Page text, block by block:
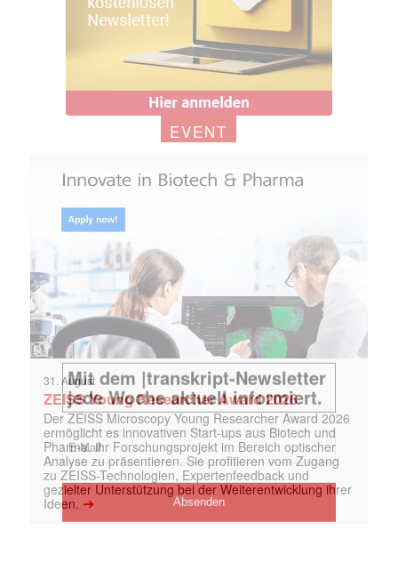
EVENT
31. August
ZEISS Young Researcher Award 2026
Der ZEISS Microscopy Young Researcher Award 2026
ermöglicht es innovativen Start-ups aus Biotech und
Pharma, ihr Forschungsprojekt im Bereich optischer
Analyse zu präsentieren. Sie profitieren vom Zugang
zu ZEISS-Technologien, Expertenfeedback und
gezielter Unterstützung bei der Weiterentwicklung ihrer
Ideen. ➔